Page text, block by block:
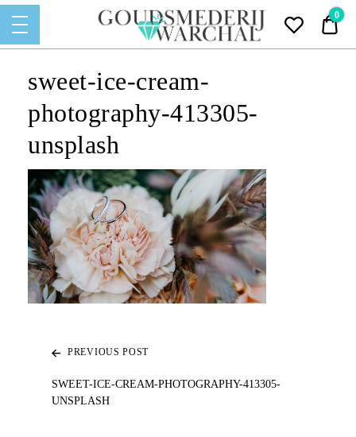
Goudsmederij
Warchal
GOUDSMEDERIJ
WARCHAL
Vermaken – Repareren van
€
0
sweet-ice-cream-
photography-413305-
unsplash
PREVIOUS POST
SWEET-ICE-CREAM-PHOTOGRAPHY-413305-
UNSPLASH